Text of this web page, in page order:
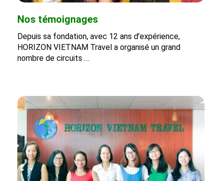
Nos témoignages
Depuis sa fondation, avec 12 ans d’expérience,
HORIZON VIETNAM Travel a organisé un grand
nombre de circuits …